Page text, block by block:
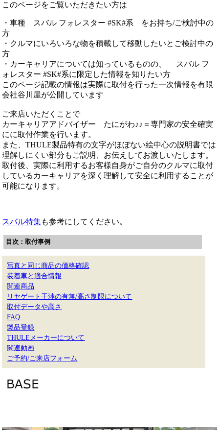
このページをご覧いただきたい方は
・車種 スバル フォレスター #SK#系 をお持ち/ご検討中の
方
・クルマにいろいろな物を積載して移動したいとご検討中の
方
・カーキャリアについては知っているものの、 スバル フ
ォレスター #SK#系に限定した情報を知りたい方
このページ記載の情報は実際に取付を行った一次情報を有限
会社谷川屋が公開しています
ご来店いただくことで
カーキャリアアドバイザー たにがわ♪♪＝専門家の安全確実
にに取付作業を行います。
また、THULE製品特有の文字がほぼない絵中心の説明書では
理解しにくい部分もご説明、お伝えしてお渡しいたします。
取付後、実際に利用するお客様自身がご自分のクルマに取付
しているカーキャリアを深く理解して安全に利用することが
可能になります。
スバル特集も参考にしてください。
目次：取付事例
写真と同じ商品の価格確認
装着車と適合情報
関連商品
リヤゲート干渉の有無/高さ制限について
取付データや高さ
FAQ
製品登録
THULEメーカーについて
関連動画
ご予約/ご来店フォーム